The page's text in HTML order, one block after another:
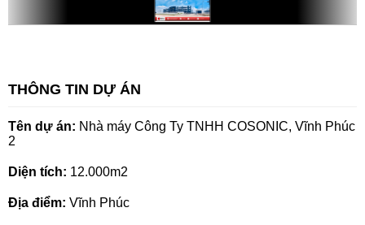
THÔNG TIN DỰ ÁN
Tên dự án: Nhà máy Công Ty TNHH COSONIC, Vĩnh Phúc
2
Diện tích: 12.000m2
Địa điểm: Vĩnh Phúc